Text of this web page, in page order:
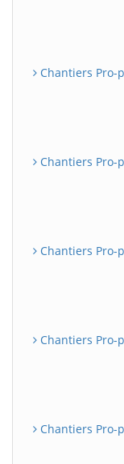
Chantiers Pro-
Chantiers
Chantiers Pro-
Chantiers Pro-
Chantiers Pro-